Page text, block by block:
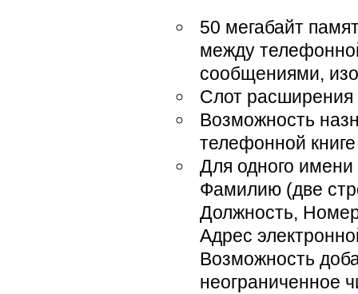
50 мегабайт
между
сообщениями,
Cлот расширения
Возможность
телефонной
Для одного
Фамилию (две
Должность,
Адрес
Возможность
неограниченное